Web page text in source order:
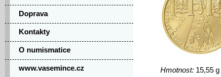
Doprava
Kontakty
O numismatice
www.vasemince.cz Hmotnost: 15,55 g